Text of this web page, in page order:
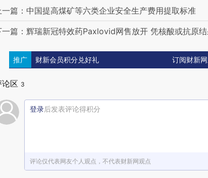
一篇：中国提高煤矿等六类企业安全生产费用提取标准
一篇：辉瑞新冠特效药Paxlovid网售放开 凭核酸或抗原
推广 财新会员积分兑好礼 订阅财新
论区 3
登录后发表评论得积分
评论仅代表网友个人观点，不代表财新网观点